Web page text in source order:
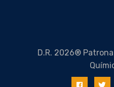
D.R. 2026®